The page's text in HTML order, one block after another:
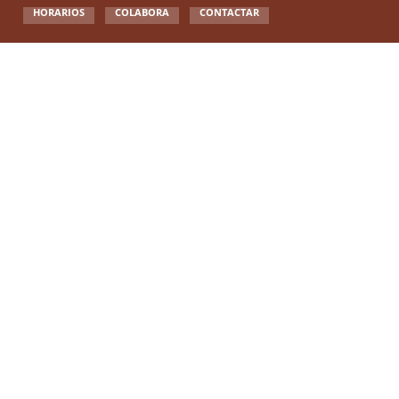
HORARIOS COLABORA CONTACTAR